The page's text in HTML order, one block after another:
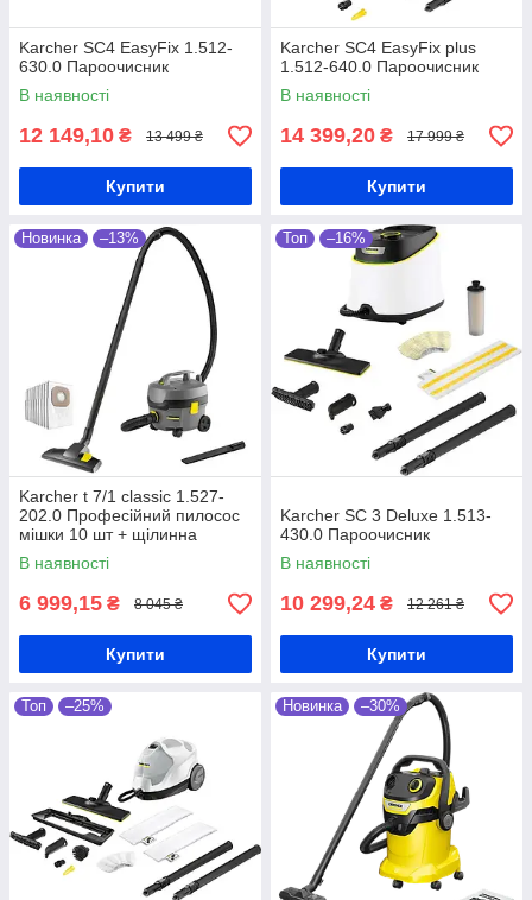
Крім пилососів і пароочисників, на сайті In
My Smart представлено понад 5000
товарних позицій з 60+ категорій, у тому
числі зволожувачі та очищувачі повітря,
техніка для дому.
Оптимальна вартість
У каталозі на пилососи ціни знаходяться у
достатньо широкому діапазоні, адже ми
реалізуємо і прилади з бюджетного
сегменту, і більш дорогі моделі, що
дозволить кожному покупцеві знайти свою
цінову нішу.
Кваліфікована допомога
Наші досвідчені консультанти завжди готові
допомогти зорієнтуватися в рамках
асортименту, розібратися з параметрами
приладів та підібрати миючі пилососи, що
відповідають вимогам клієнта.
Karcher SC4 EasyFix 1.512-
630.0 Пароочисник
В наявності
12 149,10 ₴ 13 499 ₴
Купити
Karcher SC4 EasyFix plus
1.512-640.0 Пароочисник
В наявності
14 399,20 ₴ 17 999 ₴
Купити
Новинка –13%
Karcher t 7/1 classic 1.527-
202.0 Професійний пилосос
мішки 10 шт + щілинна
насадка
В наявності
6 999,15 ₴ 8 045 ₴
Купити
Топ –16%
Karcher SC 3 Deluxe 1.513-
430.0 Пароочисник
В наявності
10 299,24 ₴ 12 261 ₴
Купити
Топ –25% Новинка –30%